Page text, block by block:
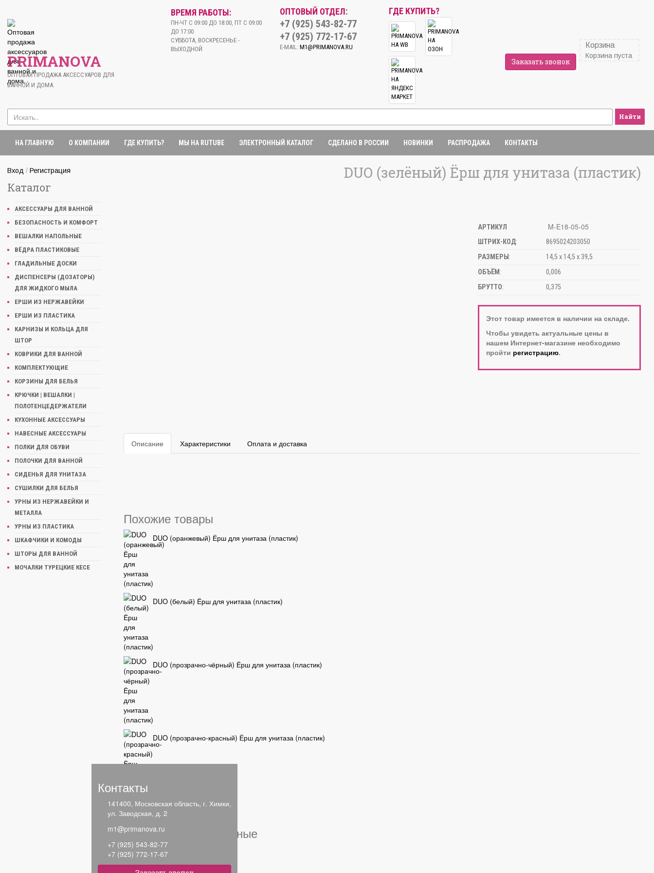
PRIMANOVA
ОПТОВАЯ ПРОДАЖА АКСЕССУАРОВ ДЛЯ
ВАННОЙ И ДОМА.
ВРЕМЯ РАБОТЫ:
ПН-ЧТ С 09:00 ДО 18:00, ПТ С 09:00
ДО 17:00
СУББОТА, ВОСКРЕСЕНЬЕ -
ВЫХОДНОЙ
ОПТОВЫЙ ОТДЕЛ:
+7 (925) 543-82-77
+7 (925) 772-17-67
E-MAIL: M1@PRIMANOVA.RU
ГДЕ КУПИТЬ?
Заказать звонок
Корзина
Корзина пуста
Найти
НА ГЛАВНУЮ О КОМПАНИИ ГДЕ КУПИТЬ? МЫ НА RUTUBE ЭЛЕКТРОННЫЙ КАТАЛОГ СДЕЛАНО В РОССИИ НОВИНКИ РАСПРОДАЖА КОНТАКТЫ
Вход / Регистрация
Каталог
АКСЕССУАРЫ ДЛЯ ВАННОЙ
БЕЗОПАСНОСТЬ И КОМФОРТ
ВЕШАЛКИ НАПОЛЬНЫЕ
ВЁДРА ПЛАСТИКОВЫЕ
ГЛАДИЛЬНЫЕ ДОСКИ
ДИСПЕНСЕРЫ (ДОЗАТОРЫ)
ДЛЯ ЖИДКОГО МЫЛА
ЕРШИ ИЗ НЕРЖАВЕЙКИ
ЕРШИ ИЗ ПЛАСТИКА
КАРНИЗЫ И КОЛЬЦА ДЛЯ
ШТОР
КОВРИКИ ДЛЯ ВАННОЙ
КОМПЛЕКТУЮЩИЕ
КОРЗИНЫ ДЛЯ БЕЛЬЯ
КРЮЧКИ | ВЕШАЛКИ |
ПОЛОТЕНЦЕДЕРЖАТЕЛИ
КУХОННЫЕ АКСЕССУАРЫ
НАВЕСНЫЕ АКСЕССУАРЫ
ПОЛКИ ДЛЯ ОБУВИ
ПОЛОЧКИ ДЛЯ ВАННОЙ
СИДЕНЬЯ ДЛЯ УНИТАЗА
СУШИЛКИ ДЛЯ БЕЛЬЯ
УРНЫ ИЗ НЕРЖАВЕЙКИ И
МЕТАЛЛА
УРНЫ ИЗ ПЛАСТИКА
ШКАФЧИКИ И КОМОДЫ
ШТОРЫ ДЛЯ ВАННОЙ
МОЧАЛКИ ТУРЕЦКИЕ КЕСЕ
DUO (зелёный) Ёрш для унитаза (пластик)
АРТИКУЛ M-E18-05-05
ШТРИХ-КОД:
8695024203050
РАЗМЕРЫ :
14,5 х 14,5 х 39,5
ОБЪЁМ :
0,006
БРУТТО: 0,375
Этот товар имеется в наличии на складе.
Чтобы увидеть актуальные цены в
нашем Интернет-магазине необходимо
пройти регистрацию.
Описание Характеристики Оплата и доставка
Похожие товары
DUO (оранжевый) Ёрш для унитаза (пластик)
DUO (белый) Ёрш для унитаза (пластик)
DUO (прозрачно-чёрный) Ёрш для унитаза (пластик)
DUO (прозрачно-красный) Ёрш для унитаза (пластик)
Недавно просмотренные
Контакты
141400, Московская область, г. Химки,
ул. Заводская, д. 2
m1@primanova.ru
+7 (925) 543-82-77
+7 (925) 772-17-67